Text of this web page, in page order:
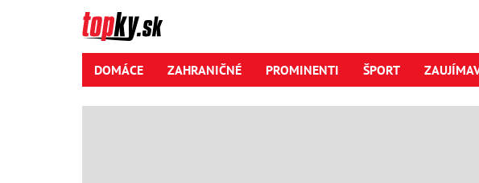
DOMÁCE ZAHRANIČNÉ PROMINENTI ŠPORT